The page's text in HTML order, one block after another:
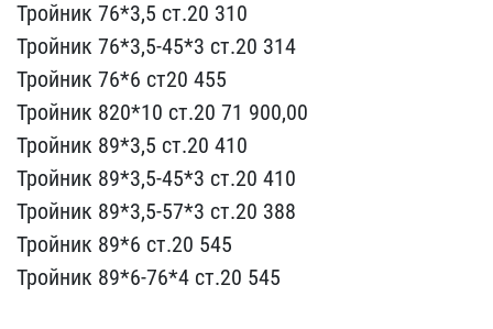
Тройни​к 76*3,5 ст.20 310
Тройн​ик 76*3,5-45*3 ст.20 314​
Тройник 76*6 ст20 455
Т​ройник 820*10 ст.20 71 9​00,00
Тройник 89*3,5 ст.​20 410
Тройник 89*3,5-45​*3 ст.20 410
Тройник 89*​3,5-57*3 ст.20 388
Тройн​ик 89*6 ст.20 545
Тройни​к 89*6-76*4 ст.20 545